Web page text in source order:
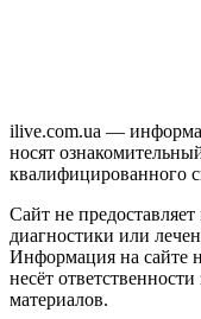
ilive.com.ua —
носят
квалифицированного
Сайт не
диагностики или
Информация на сайте
несёт
материалов.